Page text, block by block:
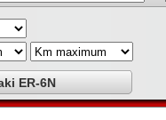
ER-6N